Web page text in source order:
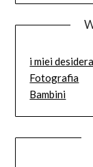
i miei
Fotografia
Bambini